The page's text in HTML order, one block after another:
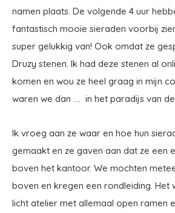
namen plaats. De volgende 4 uur
fantastisch mooie sieraden voorbij
super gelukkig van! Ook omdat ze
Druzy stenen. Ik had deze stenen al
komen en wou ze heel graag in mijn
waren we dan …. in het paradijs van
Ik vroeg aan ze waar en hoe hun
gemaakt en ze gaven aan dat ze een
boven het kantoor. We mochten
boven en kregen een rondleiding. Het
licht atelier met allemaal open ramen